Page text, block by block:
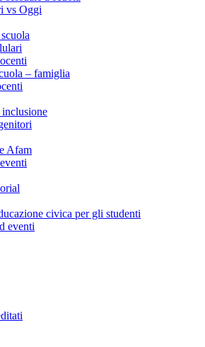
vs Oggi
– famiglia
inclusione
Afam
civica per gli studenti
eventi